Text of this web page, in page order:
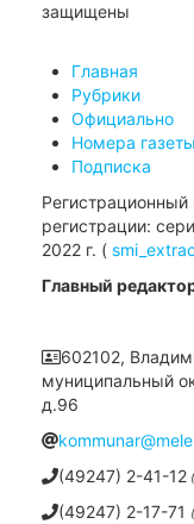
защищены
Главная
Рубрики
Официально
Номера газеты
Подписка
регистрации:
2022 г. (
Главный
602102,
муниципальный
д.96
(49247) 2-41-12
(49247) 2-17-71